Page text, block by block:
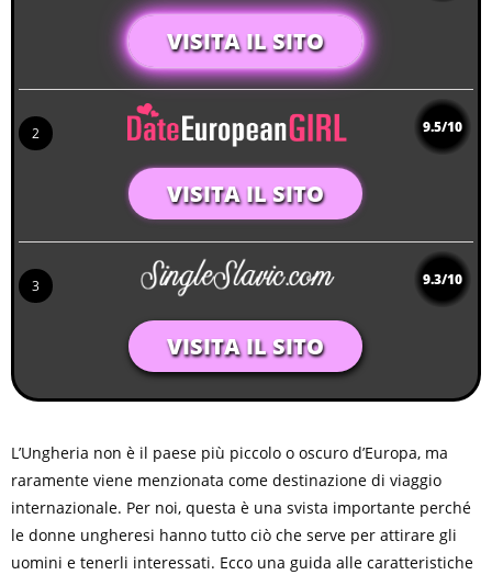
VISITA IL SITO
2 9.5/10
VISITA IL SITO
3 9.3/10
VISITA IL SITO
L’Ungheria non è il paese più piccolo o oscuro d’Europa, ma
raramente viene menzionata come destinazione di viaggio
internazionale. Per noi, questa è una svista importante perché
le donne ungheresi hanno tutto ciò che serve per attirare gli
uomini e tenerli interessati. Ecco una guida alle caratteristiche